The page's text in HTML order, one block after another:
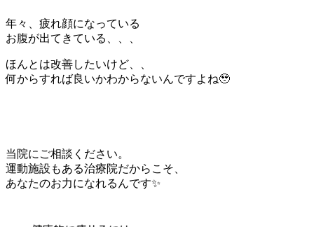
年々、疲れ顔になっている
お腹が出てきている、、、
ほんとは改善したいけど、、
何からすれば良いかわからないんですよね🥹
当院にご相談ください。
運動施設もある治療院だからこそ、
あなたのお力になれるんです✨️